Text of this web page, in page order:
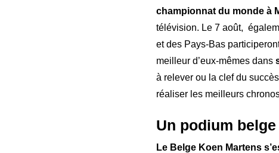
championnat du monde à
télévision. Le 7 août,
et des Pays-Bas
meilleur d’eux-mêmes dans
à relever ou la clef du
réaliser les meilleurs
Un podium
Le Belge Koen Martens